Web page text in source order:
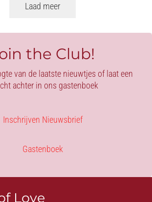
Laad meer
the Club!
van de laatste nieuwtjes of laat een
achter in ons gastenboek
Inschrijven Nieuwsbrief
Gastenboek
Love